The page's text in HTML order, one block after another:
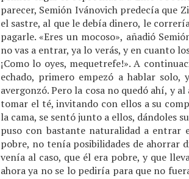
parecer, Semión Ivánovich predecía que
el sastre, al que le debía dinero, le
pagarle. «Eres un mocoso», añadió
no vas a entrar, ya lo verás, y en cuanto
¡Como lo oyes, mequetrefe!». A
echado, primero empezó a hablar
avergonzó. Pero la cosa no quedó ahí, y
tomar el té, invitando con ellos a su
la cama, se sentó junto a ellos, dándoles
puso con bastante naturalidad a entrar
pobre, no tenía posibilidades de ahorrar
venía al caso, que él era pobre, y que
ahora ya no se lo pediría para que no